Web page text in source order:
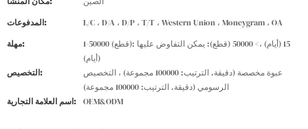
المدفوعات:
L/C ، D/A ، D/P ، T/T ، Western Union ، Moneygram ، OA
مهلة:
1-50000 (قطع): 15 (أيام) ،> 50000 (قطع): يمكن التفاوض عليها
(أيام)
التخصيص:
عبوة مخصصة (دقيقة. الترتيب: 100000 مجموعة) ، التخصيص
الرسومي (دقيقة. الترتيب: 100000 مجموعة)
اسم العلامة التجارية:
OEM&ODM